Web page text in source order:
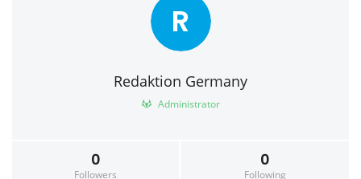
R
Redaktion Germany
Administrator
0
Followers
0
Following